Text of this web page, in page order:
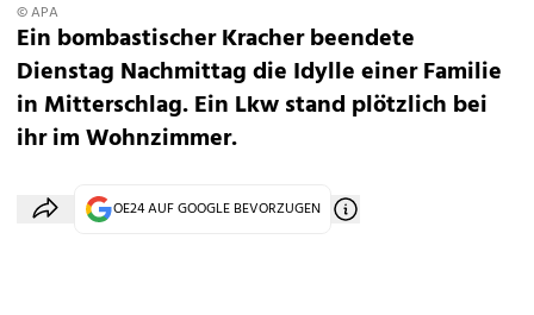
© APA
Ein bombastischer Kracher beendete
Dienstag Nachmittag die Idylle einer Familie
in Mitterschlag. Ein Lkw stand plötzlich bei
ihr im Wohnzimmer.
OE24 AUF GOOGLE BEVORZUGEN